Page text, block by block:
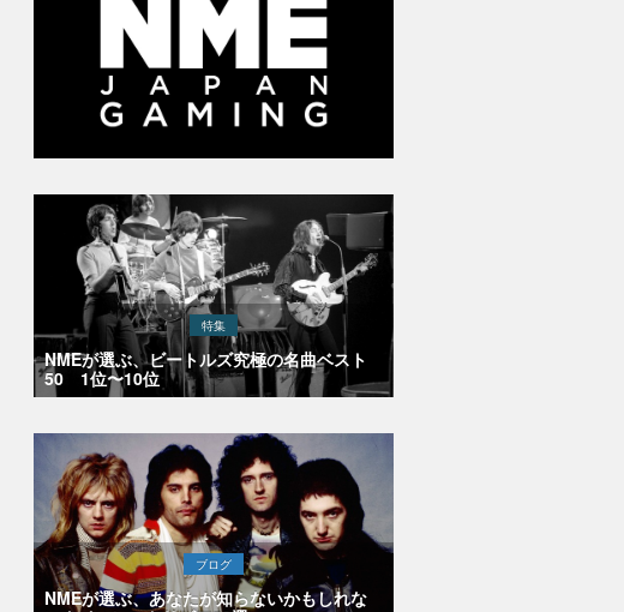
特集
NMEが選ぶ、ビートルズ究極の名曲ベスト
50 1位〜10位
ブログ
NMEが選ぶ、あなたが知らないかもしれな